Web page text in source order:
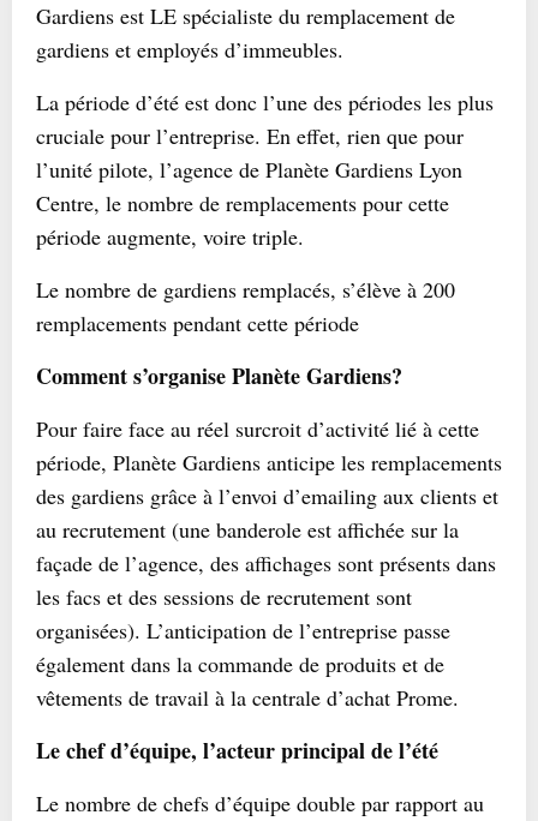
Gardiens est LE spécialiste du remplacement de
gardiens et employés d’immeubles.
La période d’été est donc l’une des périodes les plus
cruciale pour l’entreprise. En effet, rien que pour
l’unité pilote, l’agence de Planète Gardiens Lyon
Centre, le nombre de remplacements pour cette
période augmente, voire triple.
Le nombre de gardiens remplacés, s’élève à 200
remplacements pendant cette période
Comment s’organise Planète Gardiens?
Pour faire face au réel surcroit d’activité lié à cette
période, Planète Gardiens anticipe les remplacements
des gardiens grâce à l’envoi d’emailing aux clients et
au recrutement (une banderole est affichée sur la
façade de l’agence, des affichages sont présents dans
les facs et des sessions de recrutement sont
organisées). L’anticipation de l’entreprise passe
également dans la commande de produits et de
vêtements de travail à la centrale d’achat Prome.
Le chef d’équipe, l’acteur principal de l’été
Le nombre de chefs d’équipe double par rapport au